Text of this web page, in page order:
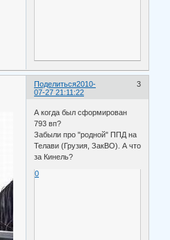
Поделиться 3
2010-
07-27 21:11:22
А когда был сформирован
793 вп?
Забыли про "родной" ППД на
Телави (Грузия, ЗакВО). А что
за Кинель?
0